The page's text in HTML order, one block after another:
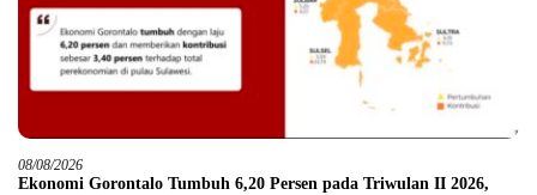
08/08/2026
Ekonomi Gorontalo Tumbuh 6,20 Persen pada Triwulan II 2026,